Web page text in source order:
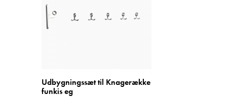
Udbygningssæt til Knagerække
funkis eg